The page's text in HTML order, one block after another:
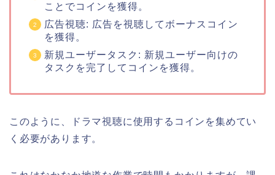
ことでコインを獲得。
広告視聴: 広告を視聴してボーナスコイン
を獲得。
新規ユーザータスク: 新規ユーザー向けの
タスクを完了してコインを獲得。
このように、ドラマ視聴に使用するコインを集めてい
く必要があります。